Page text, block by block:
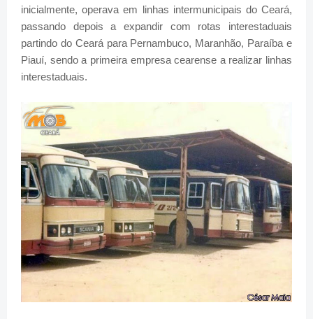
inicialmente, operava em linhas intermunicipais do Ceará,
passando depois a expandir com rotas interestaduais
partindo do Ceará para Pernambuco, Maranhão, Paraíba e
Piauí, sendo a primeira empresa cearense a realizar linhas
interestaduais.